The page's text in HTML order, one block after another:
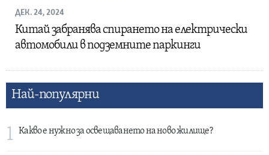
ДЕК. 24, 2024
Китай забранява спирането на електрически
автомобили в подземните паркинги
Най-популярни
1 Какво е нужно за освещаването на ново жилище?